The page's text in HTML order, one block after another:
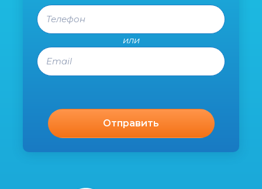
Телефон
или
Email